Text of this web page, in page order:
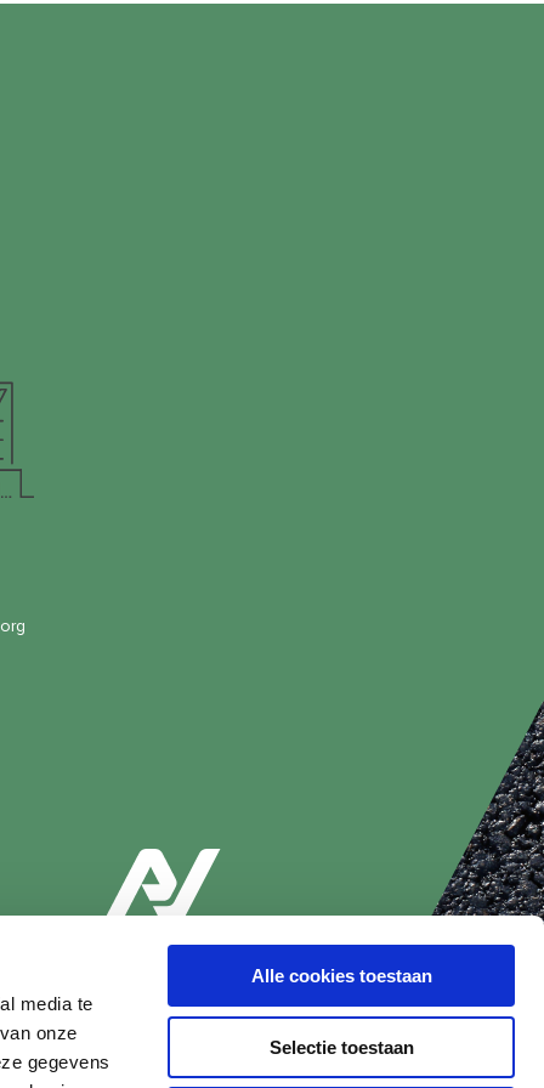
media te
onze
gegevens
Alle cookies toestaan
Selectie toestaan